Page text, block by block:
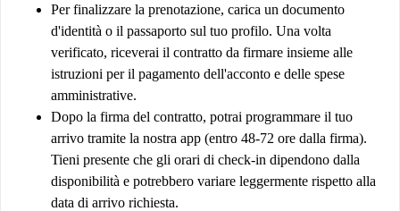
Per finalizzare la prenotazione, carica un documento
d'identità o il passaporto sul tuo profilo. Una volta
verificato, riceverai il contratto da firmare insieme alle
istruzioni per il pagamento dell'acconto e delle spese
amministrative.
Dopo la firma del contratto, potrai programmare il tuo
arrivo tramite la nostra app (entro 48-72 ore dalla firma).
Tieni presente che gli orari di check-in dipendono dalla
disponibilità e potrebbero variare leggermente rispetto alla
data di arrivo richiesta.